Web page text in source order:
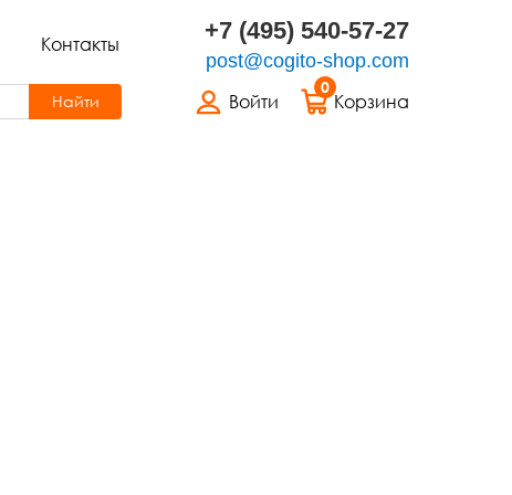
Контакты +7 (495) 540-57-27
post@cogito-shop.com
Войти
0
Корзина
Найти